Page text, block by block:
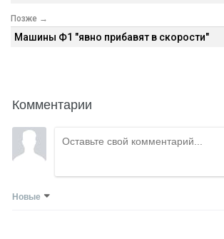
Позже →
Машины Ф1 "явно прибавят в скорости"
Комментарии
Новые